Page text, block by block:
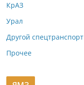
КрАЗ
Урал
Другой спецтранспорт
Прочее